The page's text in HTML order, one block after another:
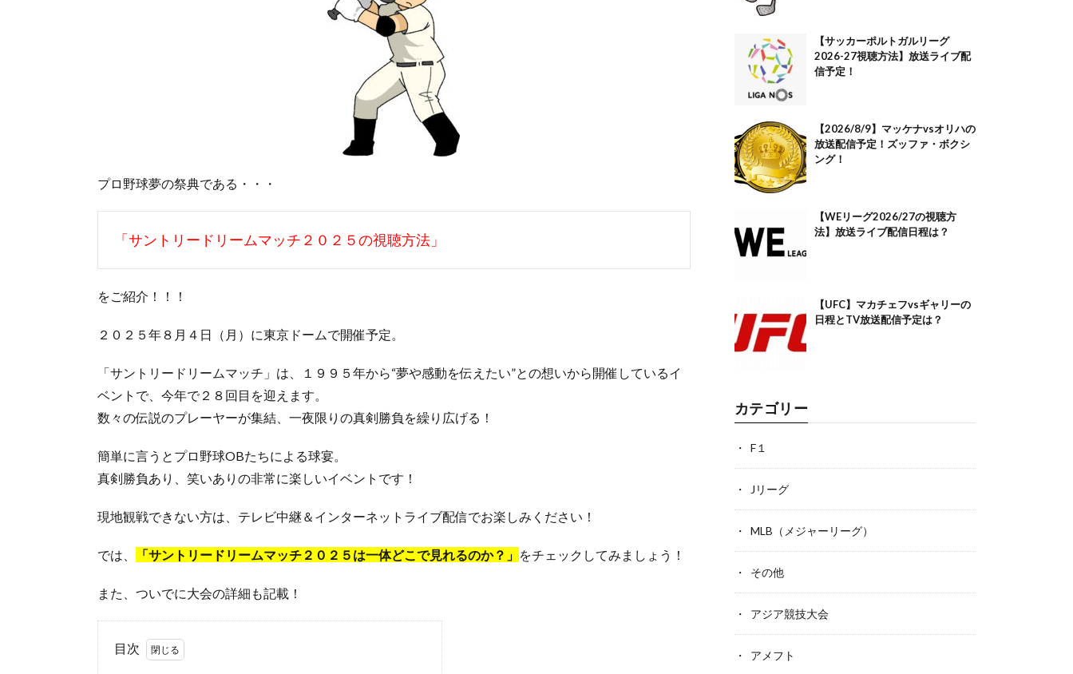
プロ野球夢の祭典である・・・
「サントリードリームマッチ２０２５の視聴方法」
をご紹介！！！
２０２５年８月４日（月）に東京ドームで開催予定。
「サントリードリームマッチ」は、１９９５年から“夢や感動を伝えたい”との想いから開催しているイ
ベントで、今年で２８回目を迎えます。
数々の伝説のプレーヤーが集結、一夜限りの真剣勝負を繰り広げる！
簡単に言うとプロ野球OBたちによる球宴。
真剣勝負あり、笑いありの非常に楽しいイベントです！
現地観戦できない方は、テレビ中継＆インターネットライブ配信でお楽しみください！
では、 「サントリードリームマッチ２０２５は一体どこで見れるのか？」 をチェックしてみましょう！
また、ついでに大会の詳細も記載！
目次
【サッカーポルトガルリーグ
2026-27視聴方法】放送ライブ配
信予定！
【2026/8/9】マッケナvsオリハの
放送配信予定！ズッファ・ボクシ
ング！
【WEリーグ2026/27の視聴方
法】放送ライブ配信日程は？
【UFC】マカチェフvsギャリーの
日程とTV放送配信予定は？
カテゴリー
F１
Jリーグ
MLB（メジャーリーグ）
その他
アジア競技大会
アメフト